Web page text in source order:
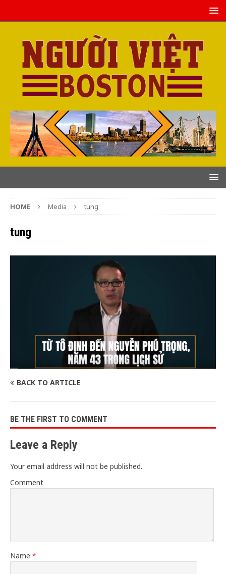
HOME Media tung
tung
BACK TO ARTICLE
BE THE FIRST TO COMMENT
Leave a Reply
Your email address will not be published.
Comment
Name *